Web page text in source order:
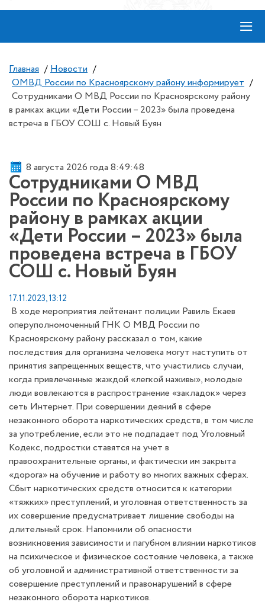
≡
Главная / Новости /
ОМВД России по Красноярскому району информирует /
Сотрудниками О МВД России по Красноярскому району
в рамках акции «Дети России – 2023» была проведена
встреча в ГБОУ СОШ с. Новый Буян
8 августа 2026 года 8:49:48
Сотрудниками О МВД
России по Красноярскому
району в рамках акции
«Дети России – 2023» была
проведена встреча в ГБОУ
СОШ с. Новый Буян
17.11.2023, 13:12
В ходе мероприятия лейтенант полиции Равиль Екаев
оперуполномоченный ГНК О МВД России по
Красноярскому району рассказал о том, какие
последствия для организма человека могут наступить от
принятия запрещенных веществ, что участились случаи,
когда привлеченные жаждой «легкой наживы», молодые
люди вовлекаются в распространение «закладок» через
сеть Интернет. При совершении деяний в сфере
незаконного оборота наркотических средств, в том числе
за употребление, если это не подпадает под Уголовный
Кодекс, подростки ставятся на учет в
правоохранительные органы, и фактически им закрыта
«дорога» на обучение и работу во многих важных сферах.
Сбыт наркотических средств относится к категории
«тяжких» преступлений, и уголовная ответственность за
их совершение предусматривает лишение свободы на
длительный срок. Напомнили об опасности
возникновения зависимости и пагубном влиянии наркотиков
на психическое и физическое состояние человека, а также
об уголовной и административной ответственности за
совершение преступлений и правонарушений в сфере
незаконного оборота наркотиков.